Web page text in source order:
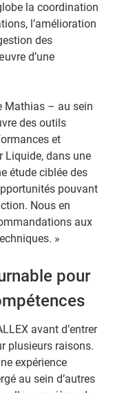
la coordination
l’amélioration
des
d’une
Mathias – au sein
des outils
et
Liquide, dans une
étude ciblée des
pouvant
Nous en
aux
»
pour
avant d’entrer
plusieurs raisons.
expérience
au sein d’autres